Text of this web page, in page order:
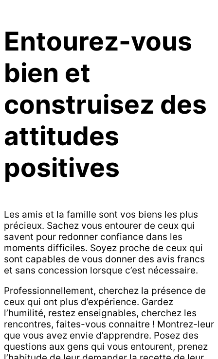
Entourez-vous
bien et
construisez des
attitudes
positives
Les amis et la famille sont vos biens les plus
précieux. Sachez vous entourer de ceux qui
savent pour redonner confiance dans les
moments difficiles. Soyez proche de ceux qui
sont capables de vous donner des avis francs
et sans concession lorsque c’est nécessaire.
Professionnellement, cherchez la présence de
ceux qui ont plus d’expérience. Gardez
l’humilité, restez enseignables, cherchez les
rencontres, faites-vous connaitre ! Montrez-leur
que vous avez envie d’apprendre. Posez des
questions aux gens qui vous entourent, prenez